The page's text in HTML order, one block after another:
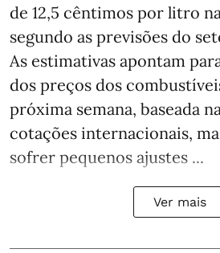
de 12,5 cêntimos por litro
segundo as previsões do
As estimativas apontam
dos preços dos
próxima semana, baseada
cotações internacionais,
sofrer pequenos ajustes ...
Ver mais